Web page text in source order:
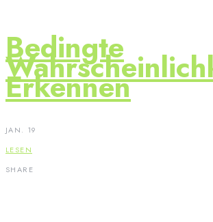
Bedingte
Erkennen
JAN. 19
LESEN
SHARE